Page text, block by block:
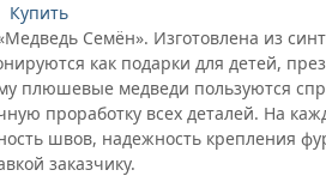
Купить
Семён». Изготовлена из
как подарки для детей,
плюшевые медведи пользуются
проработку всех деталей. На
швов, надежность крепления
заказчику.